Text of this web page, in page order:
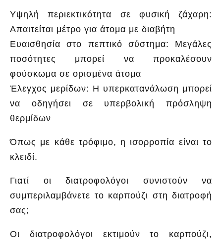
Υψηλή περιεκτικότητα σε φυσική ζάχαρη:
Απαιτείται μέτρο για άτομα με διαβήτη
Ευαισθησία στο πεπτικό σύστημα: Μεγάλες
ποσότητες μπορεί να προκαλέσουν
φούσκωμα σε ορισμένα άτομα
Έλεγχος μερίδων: Η υπερκατανάλωση μπορεί
να οδηγήσει σε υπερβολική πρόσληψη
θερμίδων
Όπως με κάθε τρόφιμο, η ισορροπία είναι το
κλειδί.
Γιατί οι διατροφολόγοι συνιστούν να
συμπεριλαμβάνετε το καρπούζι στη διατροφή
σας;
Οι διατροφολόγοι εκτιμούν το καρπούζι,